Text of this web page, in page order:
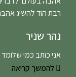
רבת הוד להשיג
נהר שניר
אני כותב כמי
להמשך קריאה